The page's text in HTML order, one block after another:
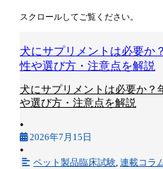
スクロールしてご覧ください。
犬にサプリメントは必要か
性や選び方・注意点を解説
犬にサプリメントは必要か？
や選び方・注意点を解説
•
2026年7月15日
•
ペット製品臨床試験,連載コラ